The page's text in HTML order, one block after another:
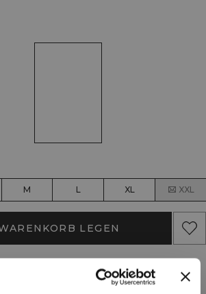
M L XL XXL
LEGEN
Kettengewirk
individuellen Tragekomfort
Unterstützung